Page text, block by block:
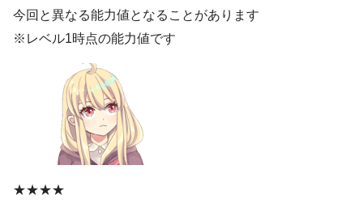
今回と異なる能力値となることがあります
※レベル1時点の能力値です
★★★★